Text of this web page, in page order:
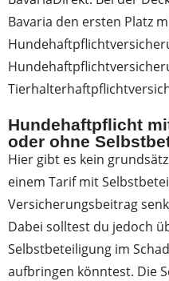
Bavaria den ersten Platz
Hundehaftpflicht
oder ohne
Hier gibt es kein
einem Tarif mit
Versicherungsbeitrag
Dabei solltest du jedoch
Selbstbeteiligung im
aufbringen könntest. Die